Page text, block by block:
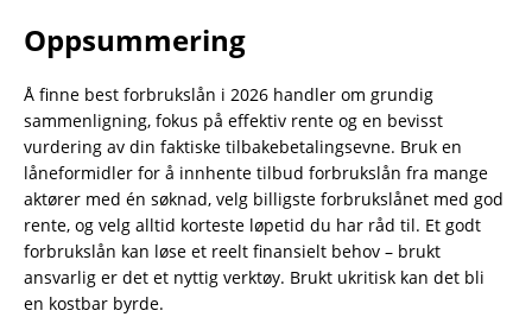
Oppsummering
Å finne best forbrukslån i 2026 handler om grundig
sammenligning, fokus på effektiv rente og en bevisst
vurdering av din faktiske tilbakebetalingsevne. Bruk en
låneformidler for å innhente tilbud forbrukslån fra mange
aktører med én søknad, velg billigste forbrukslånet med god
rente, og velg alltid korteste løpetid du har råd til. Et godt
forbrukslån kan løse et reelt finansielt behov – brukt
ansvarlig er det et nyttig verktøy. Brukt ukritisk kan det bli
en kostbar byrde.